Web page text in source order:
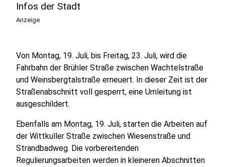
Infos der Stadt
Anzeige
Von Montag, 19. Juli, bis Freitag, 23. Juli, wird die
Fahrbahn der Brühler Straße zwischen Wachtelstraße
und Weinsbergtalstraße erneuert. In dieser Zeit ist der
Straßenabschnitt voll gesperrt, eine Umleitung ist
ausgeschildert.
Ebenfalls am Montag, 19. Juli, starten die Arbeiten auf
der Wittkuller Straße zwischen Wiesenstraße und
Strandbadweg. Die vorbereitenden
Regulierungsarbeiten werden in kleineren Abschnitten